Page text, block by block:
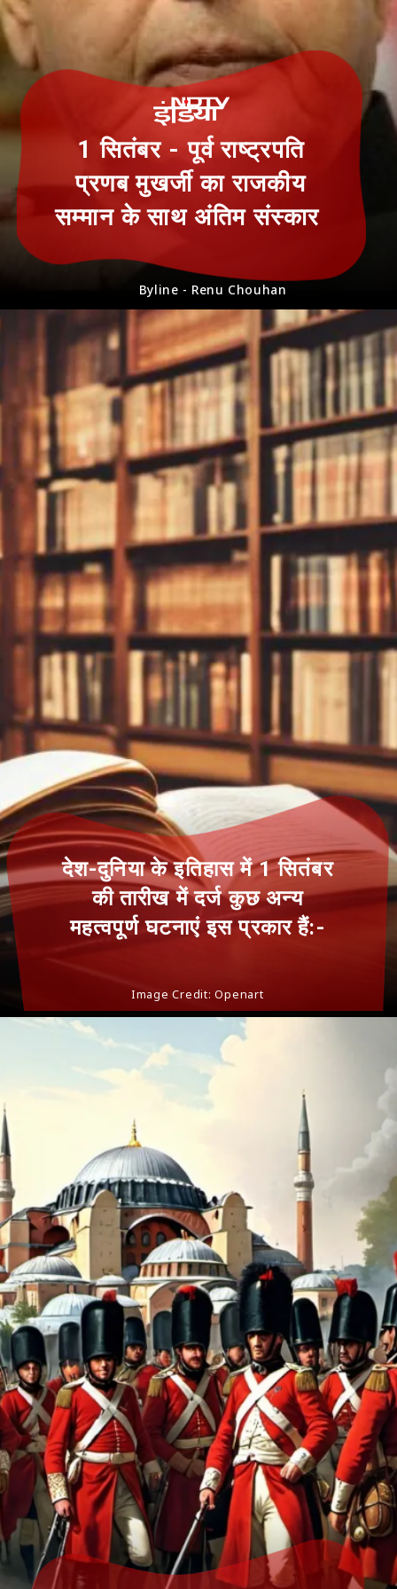
Byline - Renu Chouhan
1 सितंबर - पूर्व राष्ट्रपति
प्रणब मुखर्जी का राजकीय
सम्मान के साथ अंतिम संस्कार
Image Credit: Openart
देश-दुनिया के इतिहास में 1 सितंबर
की तारीख में दर्ज कुछ अन्य
महत्वपूर्ण घटनाएं इस प्रकार हैं:-